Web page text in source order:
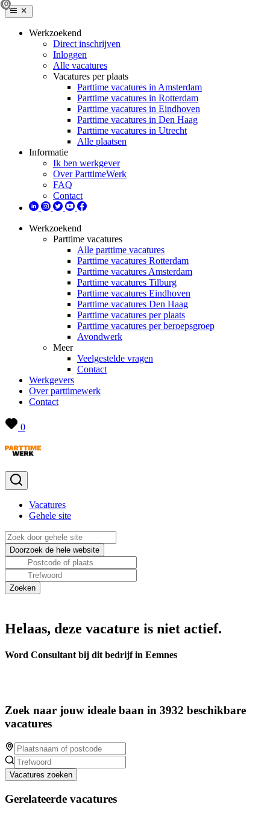
Werkzoekend
Direct inschrijven
Inloggen
Alle vacatures
Vacatures per plaats
Parttime vacatures in Amsterdam
Parttime vacatures in Rotterdam
Parttime vacatures in Eindhoven
Parttime vacatures in Den Haag
Parttime vacatures in Utrecht
Alle plaatsen
Informatie
Ik ben werkgever
Over ParttimeWerk
FAQ
Contact
Werkzoekend
Parttime vacatures
Alle parttime vacatures
Parttime vacatures Rotterdam
Parttime vacatures Amsterdam
Parttime vacatures Tilburg
Parttime vacatures Eindhoven
Parttime vacatures Den Haag
Parttime vacatures per plaats
Parttime vacatures per beroepsgroep
Avondwerk
Meer
Veelgestelde vragen
Contact
Werkgevers
Over parttimewerk
Contact
0
Vacatures
Gehele site
Helaas, deze vacature is niet actief.
Word Consultant bij dit bedrijf in Eemnes
Zoek naar jouw ideale baan in 3932 beschikbare
vacatures
Vacatures zoeken
Gerelateerde vacatures